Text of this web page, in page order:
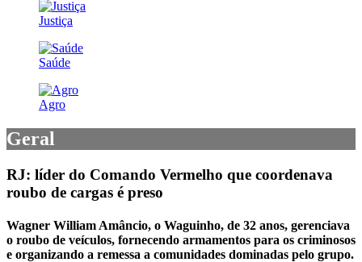
Justiça
Saúde
Agro
Geral
RJ: líder do Comando Vermelho que coordenava
roubo de cargas é preso
Wagner William Amâncio, o Waguinho, de 32 anos, gerenciava
o roubo de veículos, fornecendo armamentos para os criminosos
e organizando a remessa a comunidades dominadas pelo grupo.